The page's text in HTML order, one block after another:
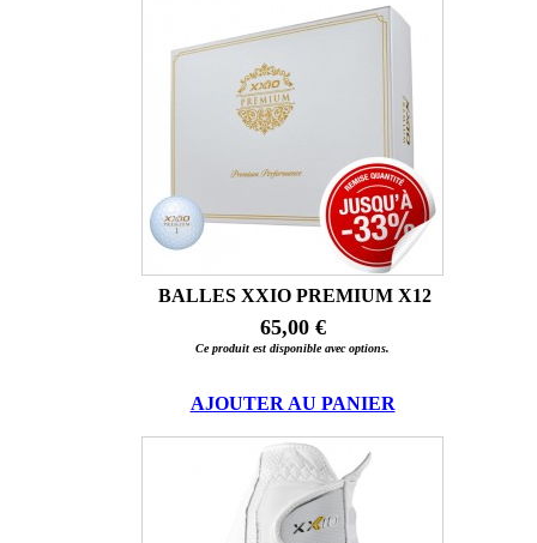
BALLES XXIO PREMIUM X12
65,00 €
Ce produit est disponible avec options.
AJOUTER AU PANIER